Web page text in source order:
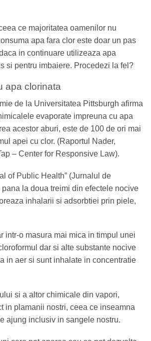
ce majoritatea oamenilor nu
apa fara clor este doar un pas
in continuare utilizeaza apa
si pentru imbaiere. Procedezi la fel?
apa clorinata
de la Universitatea Pittsburgh afirma
evaporate impreuna cu apa
acestor aburi, este de 100 de ori mai
apei cu clor. (Raportul Nader,
– Center for Responsive Law).
of Public Health” (Jurnalul de
la doua treimi din efectele nocive
inhalarii si adsorbtiei prin piele,
intr-o masura mai mica in timpul unei
dar si alte substante nocive
in aer si sunt inhalate in concentratie
si a altor chimicale din vapori,
in plamanii nostri, ceea ce inseamna
ajung inclusiv in sangele nostru.